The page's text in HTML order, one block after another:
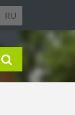
RU